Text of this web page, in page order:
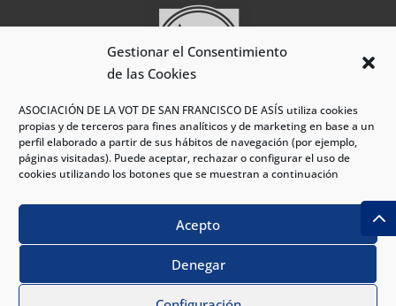
Gestionar el Consentimiento
de las Cookies
ASOCIACIÓN DE LA VOT DE SAN FRANCISCO DE ASÍS utiliza cookies
propias y de terceros para fines analíticos y de marketing en base a un
perfil elaborado a partir de sus hábitos de navegación (por ejemplo,
páginas visitadas). Puede aceptar, rechazar o configurar el uso de
cookies utilizando los botones que se muestran a continuación
Acepto
Denegar
Centro Médico AutorizadoNº CH0030
®Hospital VOT Madrid 2026 - Todos los derechos
Política de Privacidad Política de Cookies
Procedimiento S. Interno